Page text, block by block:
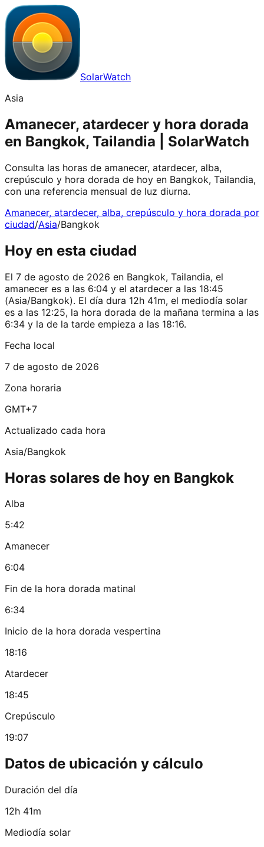
SolarWatch
Asia
Amanecer, atardecer y hora dorada
en Bangkok, Tailandia | SolarWatch
Consulta las horas de amanecer, atardecer, alba,
crepúsculo y hora dorada de hoy en Bangkok, Tailandia,
con una referencia mensual de luz diurna.
Amanecer, atardecer, alba, crepúsculo y hora dorada por
ciudad/Asia/Bangkok
Hoy en esta ciudad
El 7 de agosto de 2026 en Bangkok, Tailandia, el
amanecer es a las 6:04 y el atardecer a las 18:45
(Asia/Bangkok). El día dura 12h 41m, el mediodía solar
es a las 12:25, la hora dorada de la mañana termina a las
6:34 y la de la tarde empieza a las 18:16.
Fecha local
7 de agosto de 2026
Zona horaria
GMT+7
Actualizado cada hora
Asia/Bangkok
Horas solares de hoy en Bangkok
Alba
5:42
Amanecer
6:04
Fin de la hora dorada matinal
6:34
Inicio de la hora dorada vespertina
18:16
Atardecer
18:45
Crepúsculo
19:07
Datos de ubicación y cálculo
Duración del día
12h 41m
Mediodía solar